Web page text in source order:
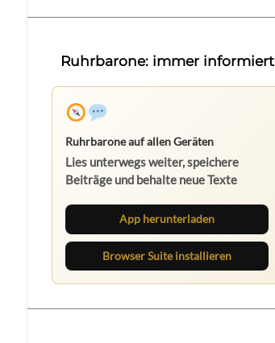
Ruhrbarone: immer informiert
Ruhrbarone auf allen Geräten
Lies unterwegs weiter, speichere
Beiträge und behalte neue Texte
App herunterladen
Browser Suite installieren